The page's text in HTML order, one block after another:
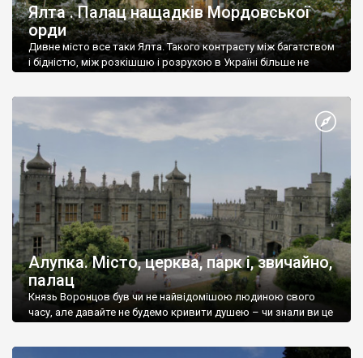
Ялта . Палац нащадків Мордовської
орди
Дивне місто все таки Ялта. Такого контрасту між багатством
і бідністю, між розкішшю і розрухою в Україні більше не
Алупка. Місто, церква, парк і, звичайно,
палац
Князь Воронцов був чи не найвідомішою людиною свого
часу, але давайте не будемо кривити душею – чи знали ви це